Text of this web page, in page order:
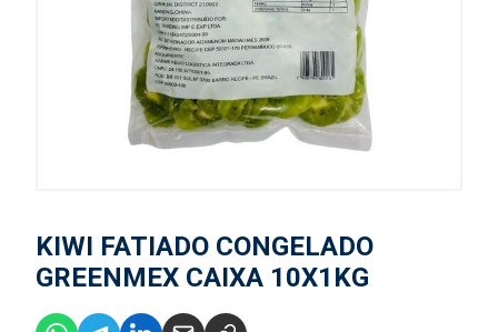
KIWI FATIADO CONGELADO
GREENMEX CAIXA 10X1KG